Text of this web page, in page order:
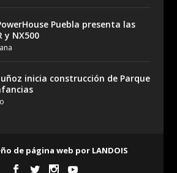
Puebla presenta las
y NX500
inicia construcción de Parque
de página web por LANDOIS